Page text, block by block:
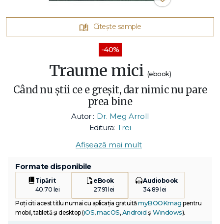
Citește sample
-40%
Traume mici (ebook)
Când nu știi ce e greșit, dar nimic nu pare
prea bine
Autor : Dr. Meg Arroll
Editura: Trei
Afișează mai mult
Formate disponibile
Tipărit
40.70 lei
eBook
27.91 lei
Audiobook
34.89 lei
Poți citi acest titlu numai cu aplicația gratuitămyBOOKmag pentru
mobil, tabletă și desktop (iOS,macOS,Android și Windows).